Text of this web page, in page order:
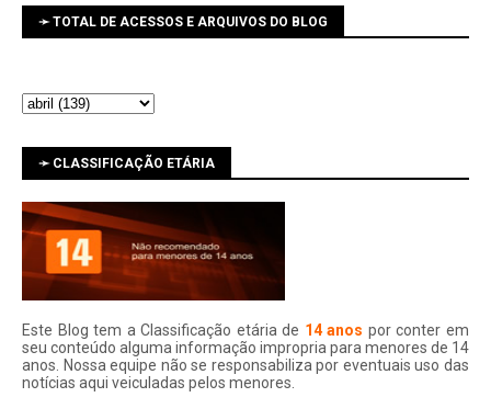
➛ TOTAL DE ACESSOS E ARQUIVOS DO BLOG
➛ CLASSIFICAÇÃO ETÁRIA
Este Blog tem a Classificação etária de 14 anos por conter em
seu conteúdo alguma informação impropria para menores de 14
anos. Nossa equipe não se responsabiliza por eventuais uso das
notí­cias aqui veiculadas pelos menores.